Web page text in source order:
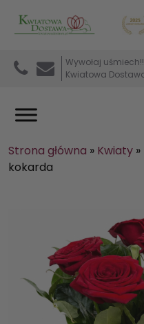
Kwiaciarnia
Wywołaj
Kwiatowa
Strona główna » Kwiaty »
kokarda